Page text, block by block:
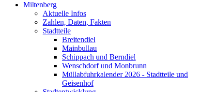
Miltenberg
Aktuelle Infos
Zahlen, Daten, Fakten
Stadtteile
Breitendiel
Mainbullau
Schippach und Berndiel
Wenschdorf und Monbrunn
Müllabfuhrkalender 2026 - Stadtteile und
Geisenhof